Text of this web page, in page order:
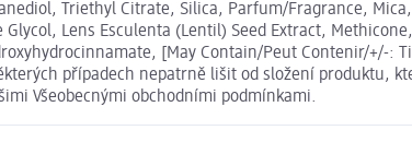
Triethyl Citrate, Silica, Parfum/Fragrance,
Lens Esculenta (Lentil) Seed Extract,
[May Contain/Peut Contenir/+/-:
případech nepatrně lišit od složení produktu,
Všeobecnými obchodními podmínkami.